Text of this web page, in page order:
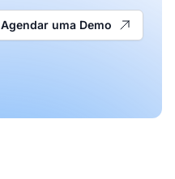
Agendar uma Demo